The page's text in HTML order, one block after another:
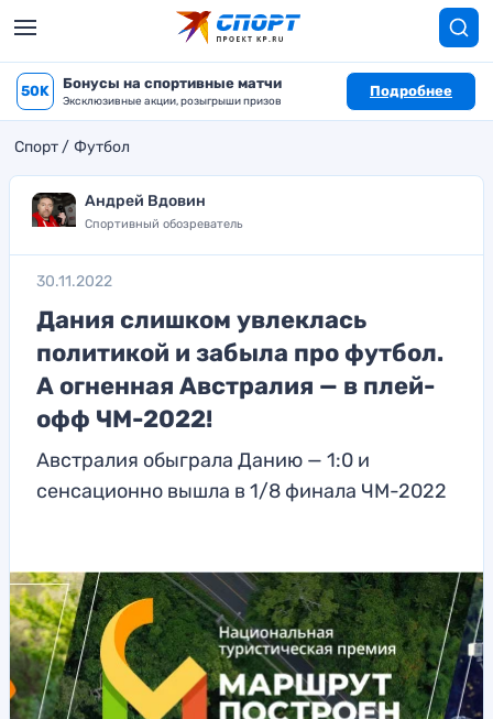
50K Бонусы на спортивные матчи
Эксклюзивные акции, розыгрыши призов
Подробнее
Спорт Футбол
Андрей Вдовин
Спортивный обозреватель
30.11.2022
Дания слишком увлеклась
политикой и забыла про футбол.
А огненная Австралия — в плей-
офф ЧМ-2022!
Австралия обыграла Данию — 1:0 и
сенсационно вышла в 1/8 финала ЧМ-2022